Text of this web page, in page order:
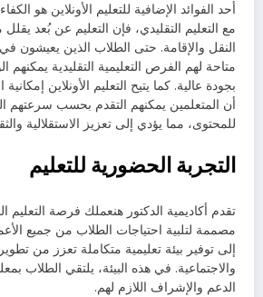
أحد الفوائد الإضافية للتعليم الأونلاين هو
مع التعليم التقليدي، فإن التعليم عن بُعد
النقل والإقامة. حتى الطلاب الذين يعيشون
متاحة لهم الفرص التعليمية التقليدية يمكنهم
بجودة عالية. كما يتيح التعليم الأونلاين
أن المتعلمين يمكنهم التقدم بحسب سرعتهم
للمحتوى، مما يؤدي إلى تعزيز الاستقلالية
التجربة الحضورية للتعليم
تقدم أكاديمية الدكتور هنعملك فرصة
مصممة لتلبية احتياجات الطلاب من جميع
إلى توفير بيئة تعليمية متكاملة تعزز من تطوير
والاجتماعية. في هذه البيئة، يلتقي الطلاب
الدعم والإشراف اللازم لهم.